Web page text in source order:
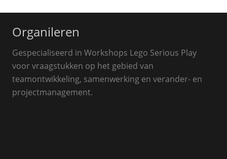
Organileren
Gespecialiseerd in Workshops Lego Serious Play
voor vraagstukken op het gebied van
teamontwikkeling, samenwerking en verander- en
projectmanagement.